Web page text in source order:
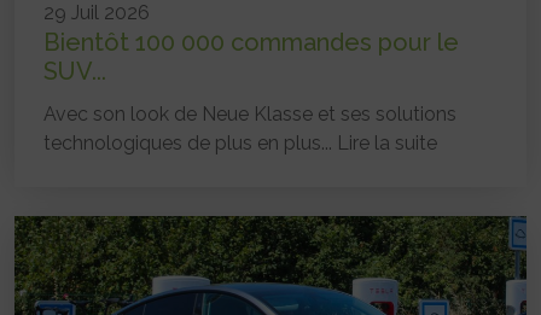
29 Juil 2026
Bientôt 100 000 commandes pour le
SUV...
Avec son look de Neue Klasse et ses solutions
technologiques de plus en plus... Lire la suite